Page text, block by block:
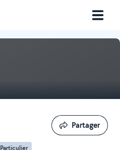
Particulier
Partager
Partager